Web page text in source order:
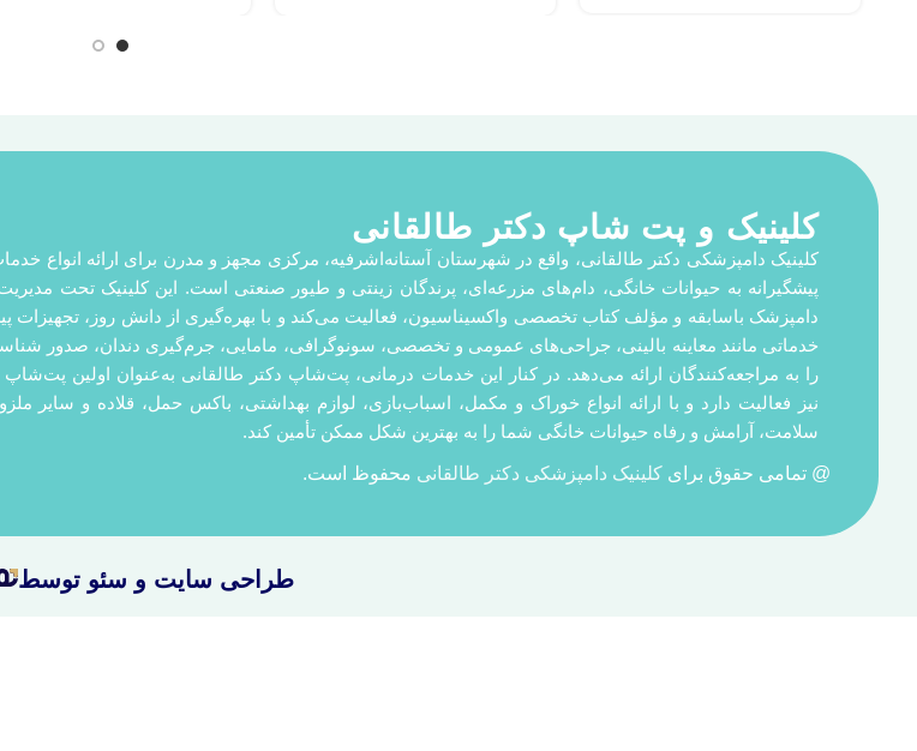
کلینیک و پت شاپ دکتر طالقانی
کلینیک دامپزشکی دکتر طالقانی، واقع در شهرستان آستانه‌اشرفیه، مرکزی مجهز و مدرن برای ارائه انواع
پیشگیرانه به حیوانات خانگی، دام‌های مزرعه‌ای، پرندگان زینتی و طیور صنعتی است. این کلینیک تحت مدیریت
دامپزشک باسابقه و مؤلف کتاب تخصصی واکسیناسیون، فعالیت می‌کند و با بهره‌گیری از دانش روز، تجهیزات
خدماتی مانند معاینه بالینی، جراحی‌های عمومی و تخصصی، سونوگرافی، مامایی، جرم‌گیری دندان، صدور
را به مراجعه‌کنندگان ارائه می‌دهد. در کنار این خدمات درمانی، پت‌شاپ دکتر طالقانی به‌عنوان اولین
نیز فعالیت دارد و با ارائه انواع خوراک و مکمل، اسباب‌بازی، لوازم بهداشتی، باکس حمل، قلاده و سایر
سلامت، آرامش و رفاه حیوانات خانگی شما را به بهترین شکل ممکن تأمین کند.
@ تمامی حقوق برای کلینیک دامپزشکی دکتر طالقانی محفوظ است.
طراحی سایت و سئو توسط